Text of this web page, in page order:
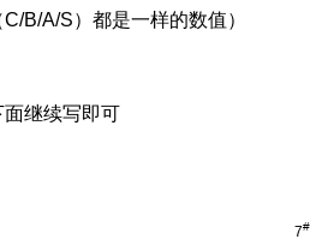
B/A/S）都是一样的数值）
继续写即可
7#